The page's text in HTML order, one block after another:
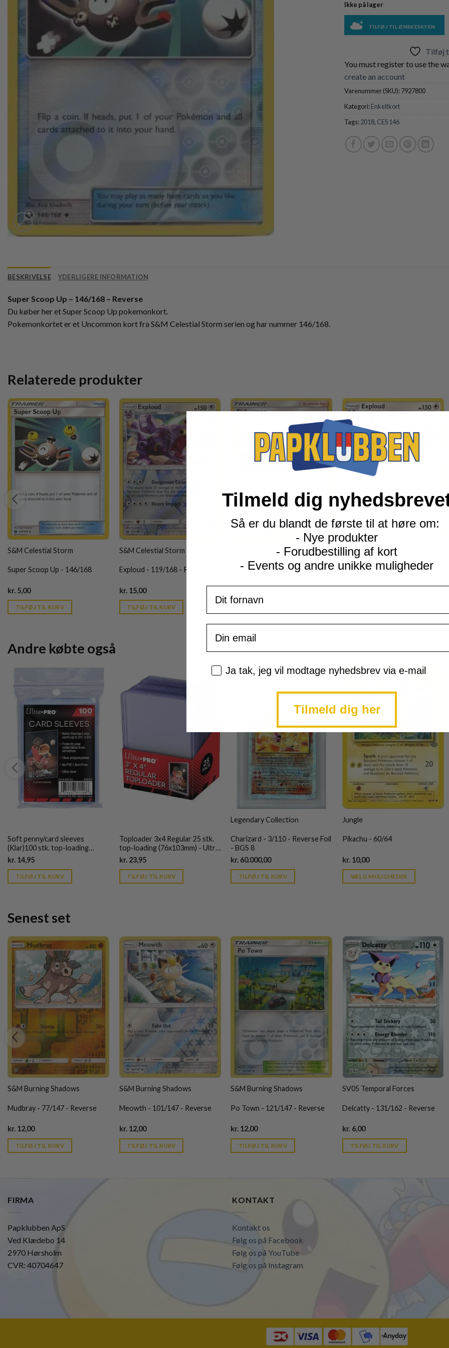
Ikke på lager
TILFØJ TIL ØNSKESKYEN
Tilføj
You must register to use the
create an account
Varenummer (SKU):7927800
Kategori:Enkeltkort
Tags:2018, CES 146
BESKRIVELSE YDERLIGERE INFORMATION
Super Scoop Up – 146/168 – Reverse
Du køber her et Super Scoop Up pokemonkort.
Pokemonkortet er et Uncommon kort fra S&M Celestial Storm serien og har nummer 146/168.
Relaterede produkter
S&M Celestial Storm
Super Scoop Up - 146/168
kr. 5,00Current
is:
kr. 39,95.
TILFØJ TIL KURV
S&M Celestial Storm
Exploud - 119/168 - Reverse
kr.15,00Current
is:
kr. 39,95.
TILFØJ TIL KURV
S&M Celestial Storm
Fisherman - 130/168 - Reverse
price
is:
S&M Celestial Storm
Exploud - 119/168
Andre købte også
Soft penny/card sleeves
(Klar)100 stk. top-loading
(66,7x92mm) - Ultra Pro
kr. 14,95Current
is:
kr. 39,95.
TILFØJ TIL KURV
Toploader 3x4 Regular 25 stk.
top-loading (76x103mm) - Ultra
Pro
kr.23,95Current
is:
kr. 39,95.
TILFØJ TIL KURV
Legendary Collection
Charizard - 3/110 - Reverse Foil
- BGS 8
kr. 60.000,00Current
is:
kr. 39,95.
TILFØJ TIL KURV
Jungle
Pikachu - 60/64
kr.10,00Current
is:
kr. 39,95.
VÆLG MULIGHEDER
Senest set
S&M Burning Shadows
Mudbray - 77/147 - Reverse
kr. 12,00Current
is:
kr. 39,95.
TILFØJ TIL KURV
S&M Burning Shadows
Meowth - 101/147 - Reverse
kr.12,00Current
is:
kr. 39,95.
TILFØJ TIL KURV
S&M Burning Shadows
Po Town - 121/147 - Reverse
kr. 12,00Current
is:
kr. 39,95.
TILFØJ TIL KURV
SV05 Temporal Forces
Delcatty - 131/162 - Reverse
kr.6,00Current
is:
kr. 39,95.
TILFØJ TIL KURV
FIRMA
Papklubben ApS
Ved Klædebo 14
2970 Hørsholm
CVR: 40704647
KONTAKT
Kontakt os
Følg os på Facebook
Følg os på YouTube
Følg os på Instagram
Tilmeld dig
Så er du blandt de første til at høre om:
- Nye produkter
- Forudbestilling af kort
- Events og andre unikke muligheder
Samtykke
Ja tak, jeg vil modtage nyhedsbrev via e-mail
Tilmeld dig her